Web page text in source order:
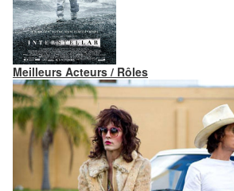
Meilleurs Acteurs / Rôles